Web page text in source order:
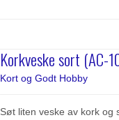
Korkveske sort (AC-
Kort og Godt Hobby
Søt liten veske av kork og